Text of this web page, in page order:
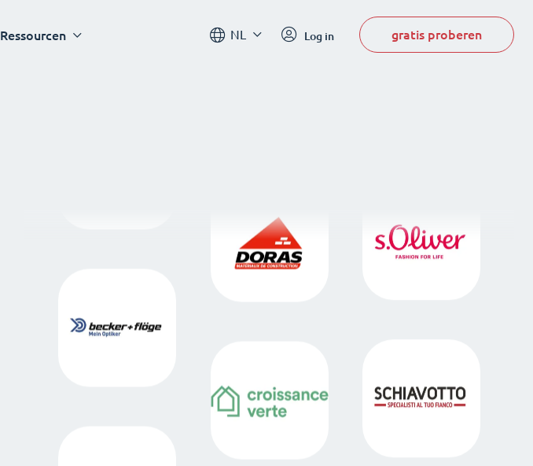
Ressourcen NL Log in gratis proberen